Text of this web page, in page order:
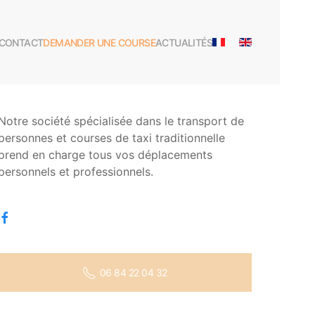
CONTACTDEMANDER UNE COURSEACTUALITÉS
société spécialisée dans le transport de
et courses de taxi traditionnelle
en charge tous vos déplacements
et professionnels.
06 84 22 04 32